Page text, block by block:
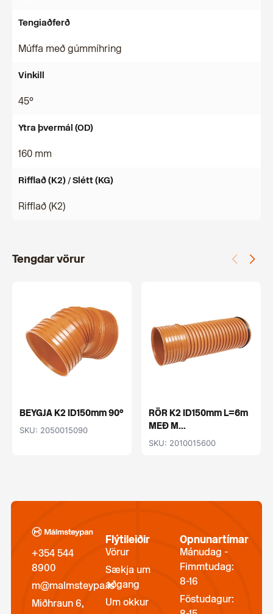
Tengiaðferð
Múffa með gúmmíhring
Vinkill
45°
Ytra þvermál (OD)
160 mm
Rifflað (K2) / Slétt (KG)
Rifflað (K2)
Tengdar vörur
BEYGJA K2 ID150mm 90°
SKU: 2050015090
RÖR K2 ID150mm L=6m
MEÐ M...
SKU: 2010015600
+354 544
8900
m@malmsteypa.is
Miðhraun 6,
Flýtileiðir
Vörur
Sækja um
aðgang
Um okkur
Opnunartímar
Mánudag -
Fimmtudag:
8-16
Föstudagur: